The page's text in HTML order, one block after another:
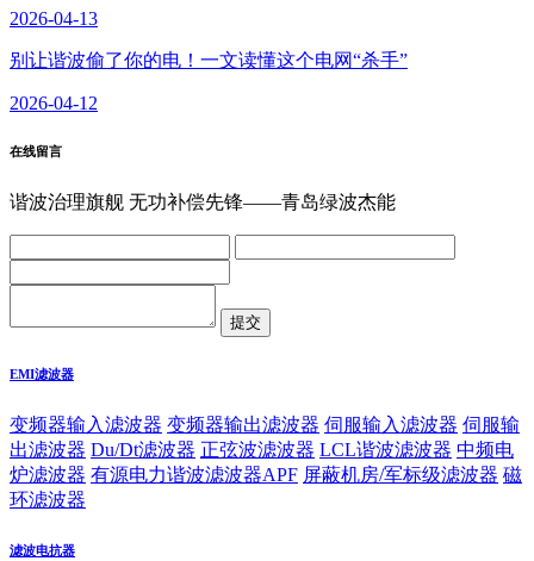
2026-04-13
别让谐波偷了你的电！一文读懂这个电网“杀手”
2026-04-12
在线留言
谐波治理旗舰 无功补偿先锋——青岛绿波杰能
EMI滤波器
变频器输入滤波器 变频器输出滤波器 伺服输入滤波器 伺服输
出滤波器 Du/Dt滤波器 正弦波滤波器 LCL谐波滤波器 中频电
炉滤波器 有源电力谐波滤波器APF 屏蔽机房/军标级滤波器 磁
环滤波器
滤波电抗器